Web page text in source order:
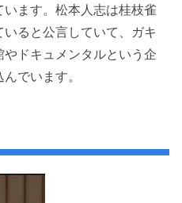
ます。松本人志は桂枝雀
ると公言していて、ガキ
ドキュメンタルという企
でいます。